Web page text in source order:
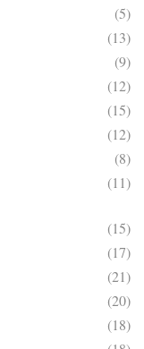
(5)
(13)
(9)
(12)
(15)
(12)
(8)
(11)
(15)
(17)
(21)
(20)
(18)